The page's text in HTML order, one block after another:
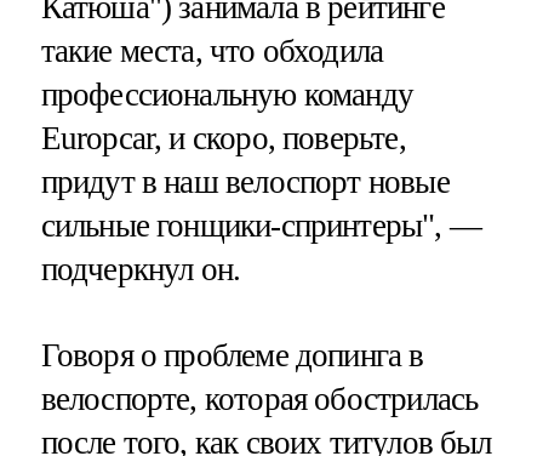
такие места, что обходила
профессиональную команду
Europcar, и скоро, поверьте,
придут в наш велоспорт новые
сильные гонщики-спринтеры", —
подчеркнул он.
Говоря о проблеме допинга в
велоспорте, которая обострилась
после того, как своих титулов был